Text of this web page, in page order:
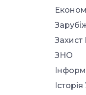
Захист
ЗНО